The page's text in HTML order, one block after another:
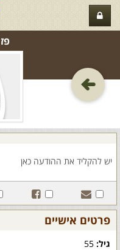
פז‏ |
פרטים אישיים
גיל: